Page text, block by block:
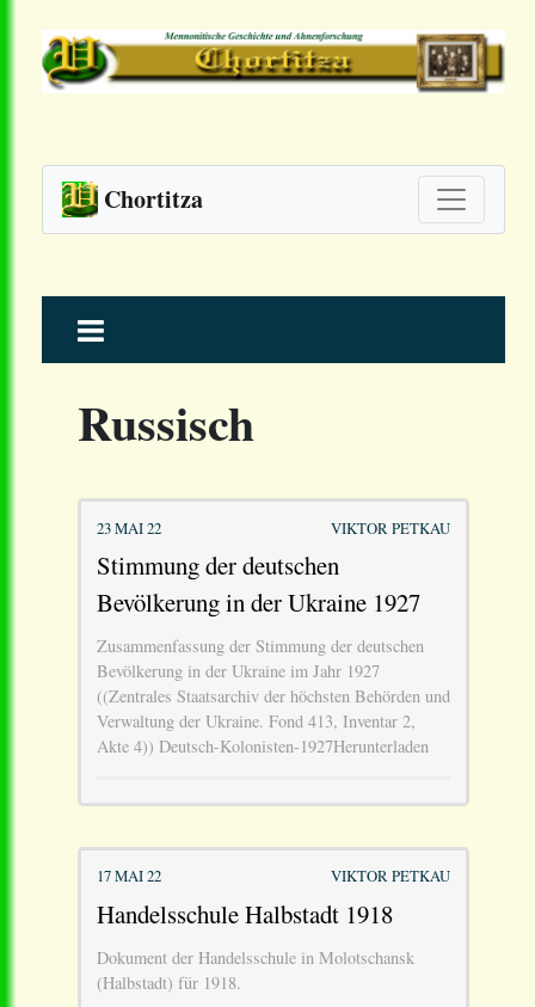
Chortitza
to
Russisch
23 MAI 22 VIKTOR PETKAU
Stimmung der deutschen
Bevölkerung in der Ukraine 1927
Zusammenfassung der Stimmung der deutschen
Bevölkerung in der Ukraine im Jahr 1927
((Zentrales Staatsarchiv der höchsten Behörden und
Verwaltung der Ukraine. Fond 413, Inventar 2,
Akte 4)) Deutsch-Kolonisten-1927Herunterladen
17 MAI 22 VIKTOR PETKAU
Handelsschule Halbstadt 1918
Dokument der Handelsschule in Molotschansk
(Halbstadt) für 1918.